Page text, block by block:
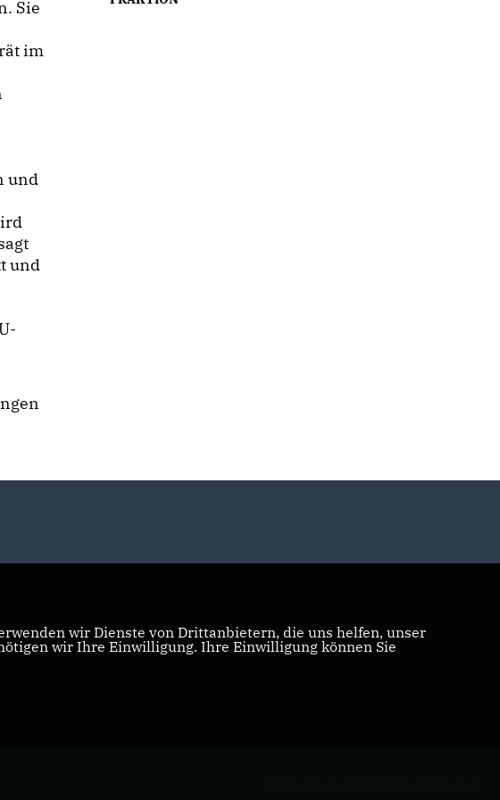
Sie
im
und
und
wir Dienste von Drittanbietern, die uns helfen, unser
wir Ihre Einwilligung. Ihre Einwilligung können Sie